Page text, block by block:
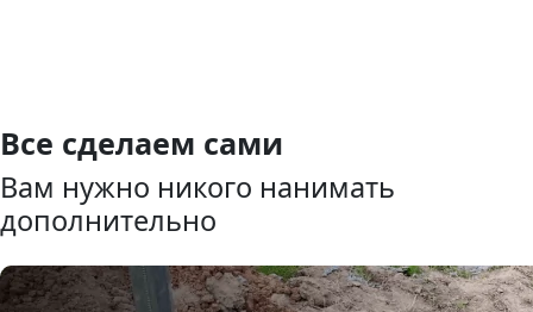
Все сделаем сами
Вам нужно никого нанимать
дополнительно